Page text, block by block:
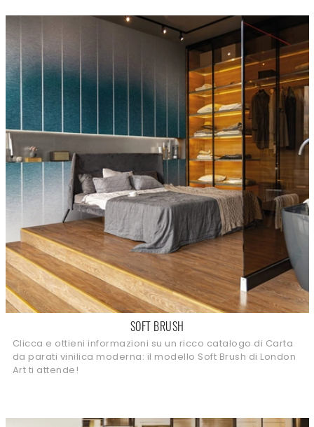
SOFT BRUSH
Clicca e ottieni informazioni su un ricco catalogo di Carta
da parati vinilica moderna: il modello Soft Brush di London
Art ti attende!